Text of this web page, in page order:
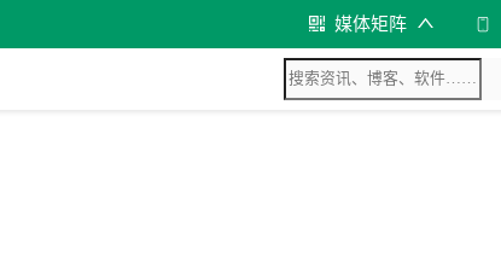
媒体矩阵